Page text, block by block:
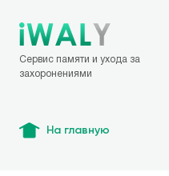
Сервис памяти и ухода за
захоронениями
На главную